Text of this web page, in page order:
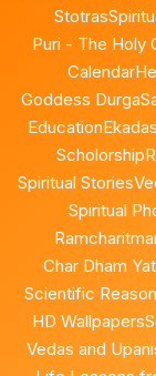
Stotras
Puri - The Holy
Calendar
Goddess Durga
Education
Scholorship
Spiritual Stories
Spiritual
Char Dham
Scientific
HD Wallpapers
Vedas and